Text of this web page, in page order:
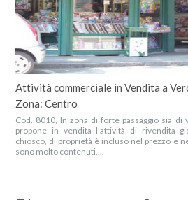
Attività commerciale in Vendita a
Zona: Centro
Cod. 8010, In zona di forte passaggio sia di
propone in vendita l'attività di rivendita
chiosco, di proprietà è incluso nel prezzo e
sono molto contenuti,...